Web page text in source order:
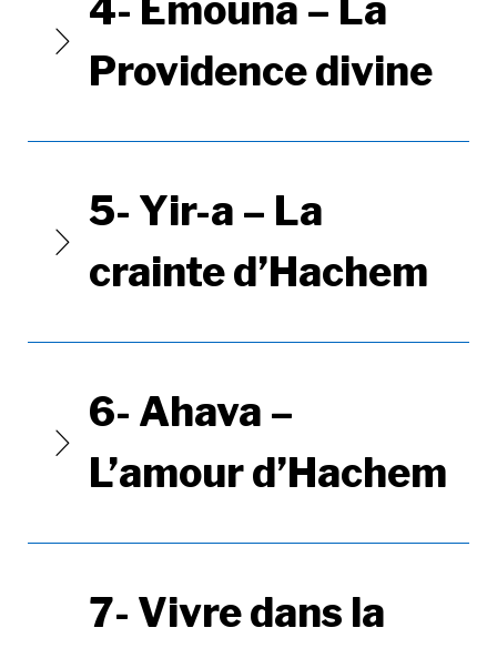
4- Emouna – La
Providence divine
5- Yir-a – La
crainte d’Hachem
6- Ahava –
L’amour d’Hachem
7- Vivre dans la